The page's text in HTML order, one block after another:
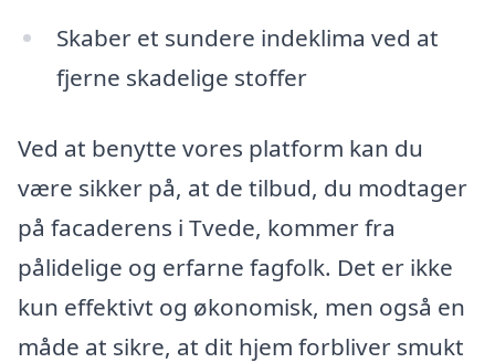
Skaber et sundere indeklima ved at
fjerne skadelige stoffer
Ved at benytte vores platform kan du
være sikker på, at de tilbud, du modtager
på facaderens i Tvede, kommer fra
pålidelige og erfarne fagfolk. Det er ikke
kun effektivt og økonomisk, men også en
måde at sikre, at dit hjem forbliver smukt